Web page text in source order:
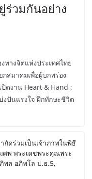
ร่วมกันอย่าง
ทางจิตแห่งประเทศไทย
สมาคมเพื่อผู้บกพร่อง
ดงาน Heart & Hand :
ปันแรงใจ ฝึกทักษะชีวิต
ดร่วมเป็นเจ้าภาพในพิธี
ศพ พระเดชพระคุณพระ
พล อภิพโล ป.ธ.5,